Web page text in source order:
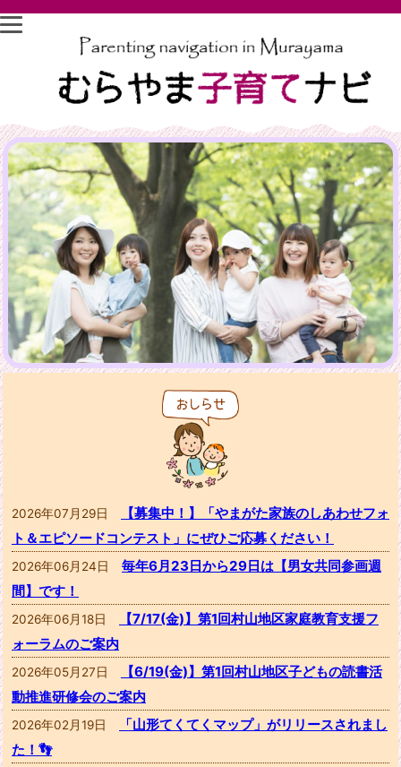
2026年07月29日
【募集中！】「やまがた家族のしあわせフォ
ト＆エピソードコンテスト」にぜひご応募ください！
2026年06月24日
毎年6月23日から29日は【男女共同参画週
間】です！
2026年06月18日
【7/17(金)】第1回村山地区家庭教育支援フ
ォーラムのご案内
2026年05月27日
【6/19(金)】第1回村山地区子どもの読書活
動推進研修会のご案内
2026年02月19日
「山形てくてくマップ」がリリースされまし
た！👣